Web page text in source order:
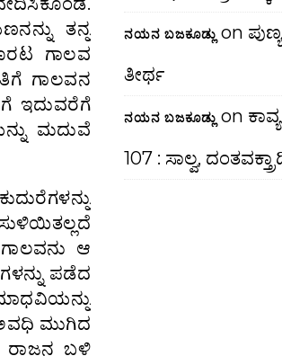
ತನ್ನ
ಗಾಲವ
ಗಾಲವನ
ಇದುವರೆಗೆ
ಮದುವೆ
ಗಾಲವನು ಆ
ಪಡೆದ
ಅವಧಿ ಮುಗಿದ
ರಾಜನ ಬಳಿ
ನಯನ ಬಜಕೂಡ್ಲು on
ತೀರ್ಥ
ನಯನ ಬಜಕೂಡ್ಲು on
107 : ಸಾಲ್ವ,